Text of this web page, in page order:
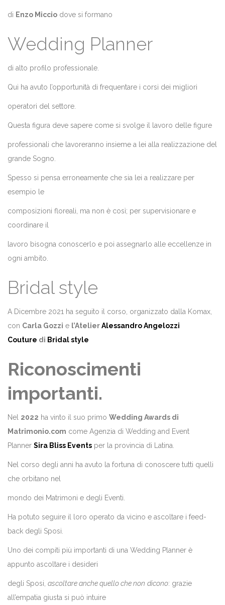
di Enzo Miccio dove si formano
Wedding Planner
di alto profilo professionale.
Qui ha avuto l’opportunità di frequentare i corsi dei migliori
operatori del settore.
Questa figura deve sapere come si svolge il lavoro delle figure
professionali che lavoreranno insieme a lei alla realizzazione del
grande Sogno.
Spesso si pensa erroneamente che sia lei a realizzare per
esempio le
composizioni floreali, ma non è così; per supervisionare e
coordinare il
lavoro bisogna conoscerlo e poi assegnarlo alle eccellenze in
ogni ambito.
Bridal style
A Dicembre 2021 ha seguito il corso, organizzato dalla Komax,
con Carla Gozzi e l’AtelierAlessandro Angelozzi
Couture di Bridal style
Riconoscimenti
importanti.
Nel 2022 ha vinto il suo primo Wedding Awards di
Matrimonio.com come Agenzia di Wedding and Event
Planner Sira Bliss Events per la provincia di Latina.
Nel corso degli anni ha avuto la fortuna di conoscere tutti quelli
che orbitano nel
mondo dei Matrimoni e degli Eventi.
Ha potuto seguire il loro operato da vicino e ascoltare i feed-
back degli Sposi.
Uno dei compiti più importanti di una Wedding Planner è
appunto ascoltare i desideri
degli Sposi, ascoltare anche quello che non dicono: grazie
all’empatia giusta si può intuire